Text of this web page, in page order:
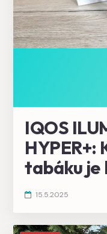
IQOS
tabáku je
15.5.2025